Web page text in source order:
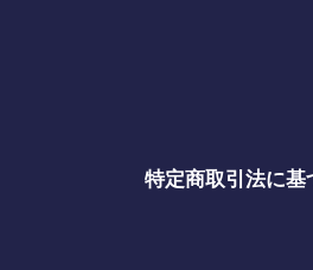
特定商取引法に